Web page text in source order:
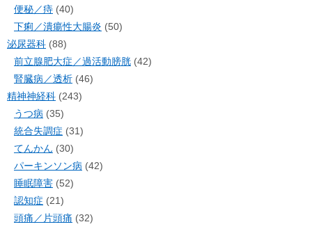
便秘／痔 (40)
下痢／潰瘍性大腸炎 (50)
泌尿器科 (88)
前立腺肥大症／過活動膀胱 (42)
腎臓病／透析 (46)
精神神経科 (243)
うつ病 (35)
統合失調症 (31)
てんかん (30)
パーキンソン病 (42)
睡眠障害 (52)
認知症 (21)
頭痛／片頭痛 (32)